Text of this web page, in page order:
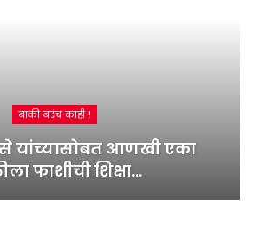
बाकी बरंच काही !
यांच्यासोबत आणखी एका
फाशीची शिक्षा…